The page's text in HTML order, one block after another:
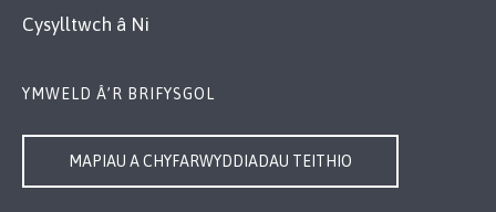
Cysylltwch â Ni
YMWELD Â’R BRIFYSGOL
MAPIAU A CHYFARWYDDIADAU TEITHIO